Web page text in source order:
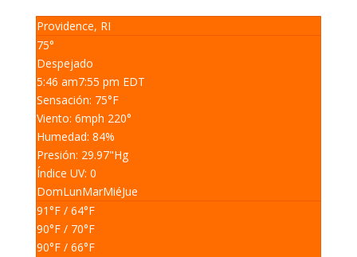
Providence, RI
75°
Despejado
5:46 am7:55 pm EDT
Sensación: 75°F
Viento: 6mph 220°
Humedad: 84%
Presión: 29.97"Hg
Índice UV: 0
DomLunMarMiéJue
91°F/ 64°F
90°F/ 70°F
90°F/ 66°F